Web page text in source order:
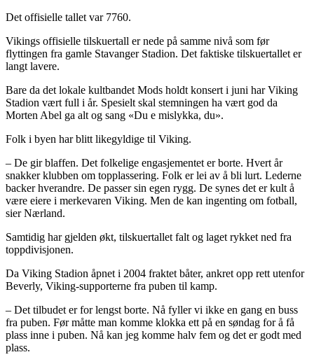
Det offisielle tallet var 7760.
Vikings offisielle tilskuertall er nede på samme nivå som før
flyttingen fra gamle Stavanger Stadion. Det faktiske tilskuertallet er
langt lavere.
Bare da det lokale kultbandet Mods holdt konsert i juni har Viking
Stadion vært full i år. Spesielt skal stemningen ha vært god da
Morten Abel ga alt og sang «Du e mislykka, du».
Folk i byen har blitt likegyldige til Viking.
– De gir blaffen. Det folkelige engasjementet er borte. Hvert år
snakker klubben om topplassering. Folk er lei av å bli lurt. Lederne
backer hverandre. De passer sin egen rygg. De synes det er kult å
være eiere i merkevaren Viking. Men de kan ingenting om fotball,
sier Nærland.
Samtidig har gjelden økt, tilskuertallet falt og laget rykket ned fra
toppdivisjonen.
Da Viking Stadion åpnet i 2004 fraktet båter, ankret opp rett utenfor
Beverly, Viking-supporterne fra puben til kamp.
– Det tilbudet er for lengst borte. Nå fyller vi ikke en gang en buss
fra puben. Før måtte man komme klokka ett på en søndag for å få
plass inne i puben. Nå kan jeg komme halv fem og det er godt med
plass.